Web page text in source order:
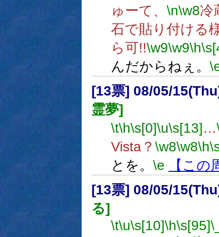
ゅーて、 \n\w8冷
石で貼り付ける
ら可!!\w9\w9\h
んだからねぇ。
[13票] 08/05/
霊夢]
\t\h\s[0]\u\s[13]…
Vista？ \w8\w8\h
とを。 \e
【この
[13票] 08/05/
る]
\t\u\s[10]\h\s[95]